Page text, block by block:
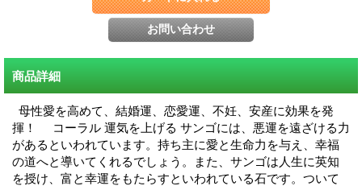
商品詳細
母性愛を高めて、結婚運、恋愛運、不妊、安産に効果を発
揮！ コーラル 運気を上げる サンゴには、悪運を遠ざける力
があるといわれています。持ち主に愛と生命力を与え、幸福
の道へと導いてくれるでしょう。また、サンゴは人生に英知
を授け、富と幸運をもたらすといわれている石です。ついて